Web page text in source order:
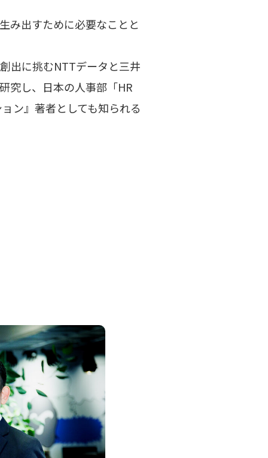
み出すために必要なことと
出に挑むNTTデータと三井
究し、日本の人事部「HR
ン』著者としても知られる